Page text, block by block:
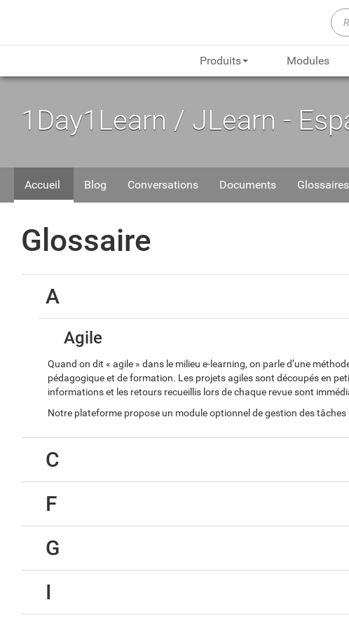
Produits Modules
1Day1Learn / JLearn -
Accueil Blog Conversations Documents Glossaires
Glossaire
A
Agile
Quand on dit « agile » dans le milieu e-learning, on parle d’une
pédagogique et de formation. Les projets agiles sont découpés en
informations et les retours recueillis lors de chaque revue sont
Notre plateforme propose un module optionnel de gestion des tâches
C
F
G
I